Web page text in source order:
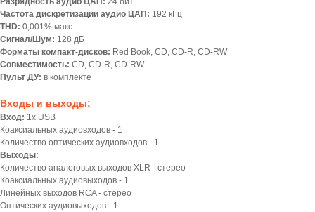
Частота дискретизации аудио ЦАП: 192 кГц
THD: 0,001% макс.
Сигнал/Шум: 128 дБ
Форматы компакт-дисков: Red Book, CD, CD-R, CD-RW
Совместимость: CD, CD-R, CD-RW
Пульт ДУ: в комплекте
Входы и выходы:
Вход: 1х USB
Коаксиальных аудиовходов - 1
Количество оптических аудиовходов - 1
Выходы:
Количество аналоговых выходов XLR - стерео
Коаксиальных аудиовыходов - 1
Линейных выходов RCA - стерео
Оптических аудиовыходов - 1